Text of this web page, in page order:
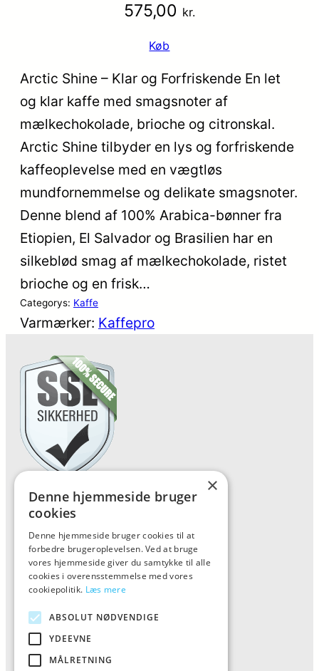
575,00 kr.
Køb
Arctic Shine – Klar og Forfriskende En let
og klar kaffe med smagsnoter af
mælkechokolade, brioche og citronskal.
Arctic Shine tilbyder en lys og forfriskende
kaffeoplevelse med en vægtløs
mundfornemmelse og delikate smagsnoter.
Denne blend af 100% Arabica-bønner fra
Etiopien, El Salvador og Brasilien har en
silkeblød smag af mælkechokolade, ristet
brioche og en frisk…
Categorys: Kaffe
Varmærker: Kaffepro
Forside
Kontakt
Oversigt artikler
Kiinkiintoktok
Tlf: 7876 8672
×
Denne hjemmeside bruger
cookies
Denne hjemmeside bruger cookies til at
forbedre brugeroplevelsen. Ved at bruge
vores hjemmeside giver du samtykke til alle
cookies i overensstemmelse med vores
cookiepolitik. Læs mere
ABSOLUT NØDVENDIGE
YDEEVNE
MÅLRETNING